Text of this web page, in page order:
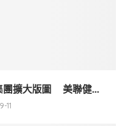
團擴大版圖 美聯健...
11